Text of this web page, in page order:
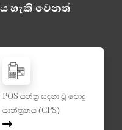
හැකි වෙනත්
POS යන්ත්‍ර සදහා වූ පොදු
යාන්ත්‍රනය (CPS)